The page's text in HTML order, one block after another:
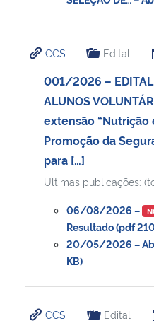
Controladoria-Geral da União
Ministério da Mulher, da Família e
Secretaria-Geral
Gabinete de Segurança Institucional
CCS Edital
001/2026 – EDITAL
ALUNOS
extensão
Promoção da
para […]
Ultimas publicações:
06/08/2026 –
Resultado (pdf
20/05/2026 –
KB)
CCS Edital